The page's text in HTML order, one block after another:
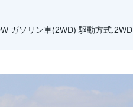
ガソリン車(2WD) 駆動方式:2WD